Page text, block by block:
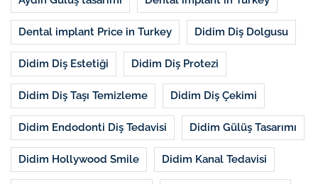
Dental implant Price in Turkey Didim Diş Dolgusu
Didim Diş Estetiği Didim Diş Protezi
Didim Diş Taşı Temizleme Didim Diş Çekimi
Didim Endodonti Diş Tedavisi Didim Gülüş Tasarımı
Didim Hollywood Smile Didim Kanal Tedavisi